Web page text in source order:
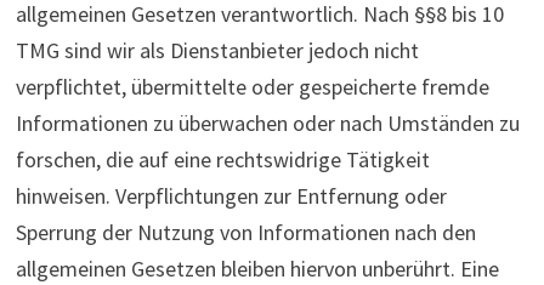
allgemeinen Gesetzen verantwortlich. Nach §§8 bis 10
TMG sind wir als Dienstanbieter jedoch nicht
verpflichtet, übermittelte oder gespeicherte fremde
Informationen zu überwachen oder nach Umständen zu
forschen, die auf eine rechtswidrige Tätigkeit
hinweisen. Verpflichtungen zur Entfernung oder
Sperrung der Nutzung von Informationen nach den
allgemeinen Gesetzen bleiben hiervon unberührt. Eine